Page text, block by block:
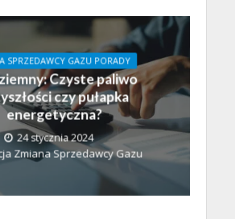
SPRZEDAWCY GAZU PORADY
Czyste paliwo
czy pułapka
energetyczna?
24 stycznia 2024
Zmiana Sprzedawcy Gazu